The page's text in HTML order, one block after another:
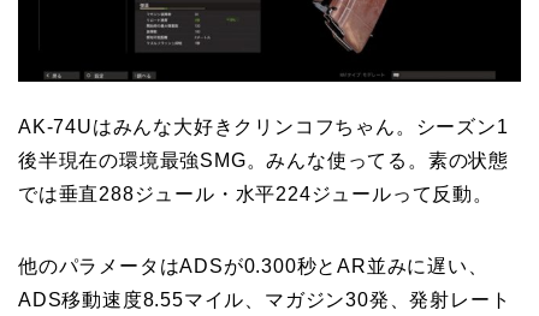
AK-74Uはみんな大好きクリンコフちゃん。シーズン1
後半現在の環境最強SMG。みんな使ってる。素の状態
では垂直288ジュール・水平224ジュールって反動。
他のパラメータはADSが0.300秒とAR並みに遅い、
ADS移動速度8.55マイル、マガジン30発、発射レート